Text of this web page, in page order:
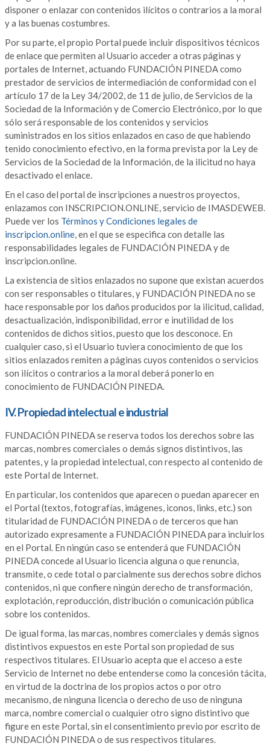
disponer o enlazar con contenidos ilícitos o contrarios a la moral
y a las buenas costumbres.
Por su parte, el propio Portal puede incluir dispositivos técnicos
de enlace que permiten al Usuario acceder a otras páginas y
portales de Internet, actuando FUNDACIÓN PINEDA como
prestador de servicios de intermediación de conformidad con el
artículo 17 de la Ley 34/2002, de 11 de julio, de Servicios de la
Sociedad de la Información y de Comercio Electrónico, por lo que
sólo será responsable de los contenidos y servicios
suministrados en los sitios enlazados en caso de que habiendo
tenido conocimiento efectivo, en la forma prevista por la Ley de
Servicios de la Sociedad de la Información, de la ilicitud no haya
desactivado el enlace.
En el caso del portal de inscripciones a nuestros proyectos,
enlazamos con INSCRIPCION.ONLINE, servicio de IMASDEWEB.
Puede ver los Términos y Condiciones legales de
inscripcion.online, en el que se especifica con detalle las
responsabilidades legales de FUNDACIÓN PINEDA y de
inscripcion.online.
La existencia de sitios enlazados no supone que existan acuerdos
con ser responsables o titulares, y FUNDACIÓN PINEDA no se
hace responsable por los daños producidos por la ilicitud, calidad,
desactualización, indisponibilidad, error e inutilidad de los
contenidos de dichos sitios, puesto que los desconoce. En
cualquier caso, si el Usuario tuviera conocimiento de que los
sitios enlazados remiten a páginas cuyos contenidos o servicios
son ilícitos o contrarios a la moral deberá ponerlo en
conocimiento de FUNDACIÓN PINEDA.
IV. Propiedad intelectual e industrial
FUNDACIÓN PINEDA se reserva todos los derechos sobre las
marcas, nombres comerciales o demás signos distintivos, las
patentes, y la propiedad intelectual, con respecto al contenido de
este Portal de Internet.
En particular, los contenidos que aparecen o puedan aparecer en
el Portal (textos, fotografías, imágenes, iconos, links, etc.) son
titularidad de FUNDACIÓN PINEDA o de terceros que han
autorizado expresamente a FUNDACIÓN PINEDA para incluirlos
en el Portal. En ningún caso se entenderá que FUNDACIÓN
PINEDA concede al Usuario licencia alguna o que renuncia,
transmite, o cede total o parcialmente sus derechos sobre dichos
contenidos, ni que confiere ningún derecho de transformación,
explotación, reproducción, distribución o comunicación pública
sobre los contenidos.
De igual forma, las marcas, nombres comerciales y demás signos
distintivos expuestos en este Portal son propiedad de sus
respectivos titulares. El Usuario acepta que el acceso a este
Servicio de Internet no debe entenderse como la concesión tácita,
en virtud de la doctrina de los propios actos o por otro
mecanismo, de ninguna licencia o derecho de uso de ninguna
marca, nombre comercial o cualquier otro signo distintivo que
figure en este Portal, sin el consentimiento previo por escrito de
FUNDACIÓN PINEDA o de sus respectivos titulares.